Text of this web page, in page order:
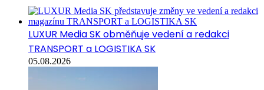
LUXUR Media SK obměňuje vedení a redakci
TRANSPORT a LOGISTIKA SK
05.08.2026